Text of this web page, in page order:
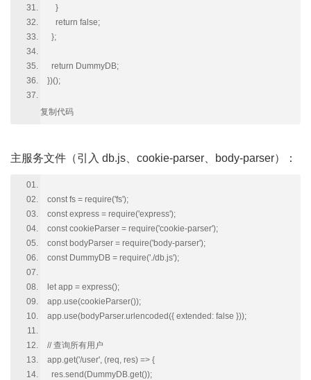
}
return false;
};
return DummyDB;
})();
复制代码
主服务文件（引入 db.js、cookie-parser、body-parser）：
const fs = require('fs');
const express = require('express');
const cookieParser = require('cookie-parser');
const bodyParser = require('body-parser');
const DummyDB = require('./db.js');
let app = express();
app.use(cookieParser());
app.use(bodyParser.urlencoded({ extended: false }));
// 查询所有用户
app.get('/user', (req, res) => {
res.send(DummyDB.get());